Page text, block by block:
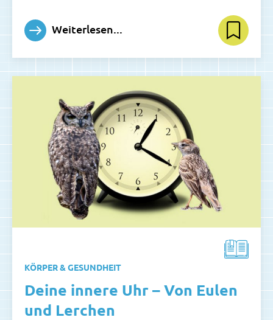
Weiterlesen...
KÖRPER & GESUNDHEIT
Deine innere Uhr – Von Eulen
und Lerchen